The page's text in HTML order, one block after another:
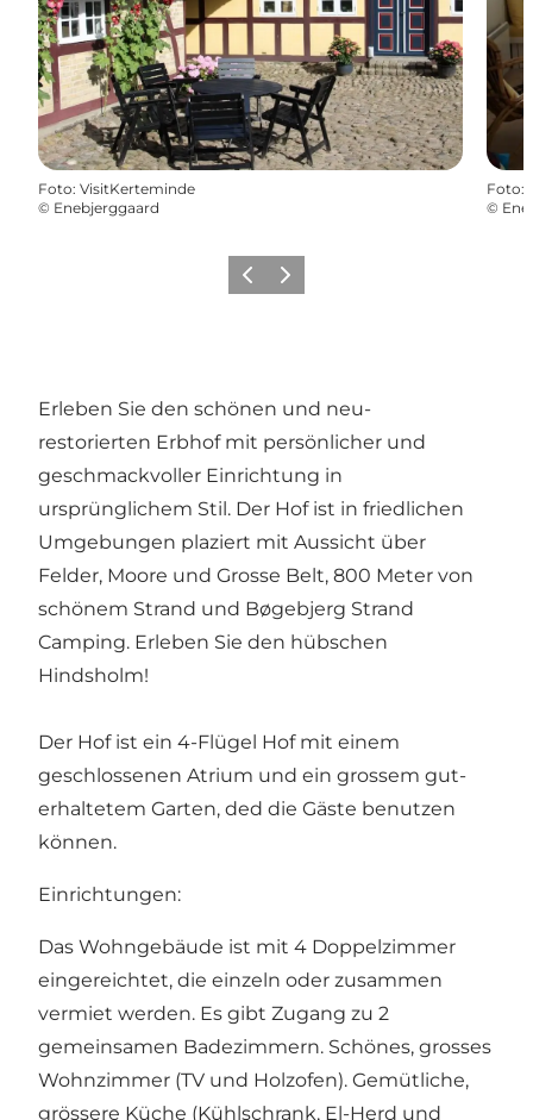
Foto: VisitKerteminde
© Enebjerggaard
Foto:
©
ZurückWeiter
Erleben Sie den schönen und neu-
restorierten Erbhof mit persönlicher und
geschmackvoller Einrichtung in
ursprünglichem Stil. Der Hof ist in friedlichen
Umgebungen plaziert mit Aussicht über
Felder, Moore und Grosse Belt, 800 Meter von
schönem Strand und Bøgebjerg Strand
Camping. Erleben Sie den hübschen
Hindsholm!
Der Hof ist ein 4-Flügel Hof mit einem
geschlossenen Atrium und ein grossem gut-
erhaltetem Garten, ded die Gäste benutzen
können.
Einrichtungen:
Das Wohngebäude ist mit 4 Doppelzimmer
eingereichtet, die einzeln oder zusammen
vermiet werden. Es gibt Zugang zu 2
gemeinsamen Badezimmern. Schönes, grosses
Wohnzimmer (TV und Holzofen). Gemütliche,
grössere Küche (Kühlschrank, El-Herd und